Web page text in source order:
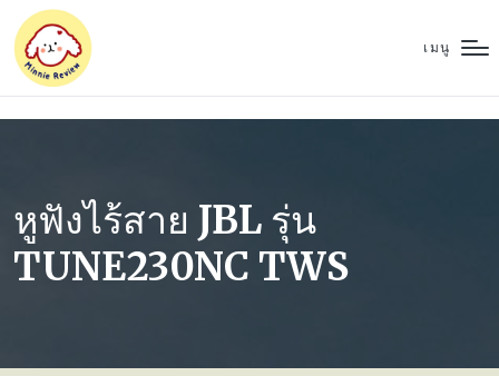
เมนู
หูฟังไร้สาย JBL รุ่น
TUNE230NC TWS